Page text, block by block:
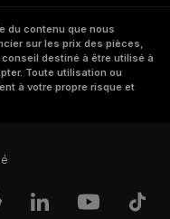
du contenu que nous
sur les prix des pièces,
destiné à être utilisé à
Toute utilisation ou
à votre propre risque et